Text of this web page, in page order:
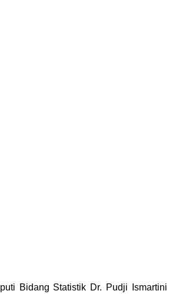
Bidang Statistik Dr. Pudji Ismartini